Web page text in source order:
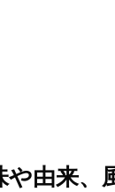
や由来、